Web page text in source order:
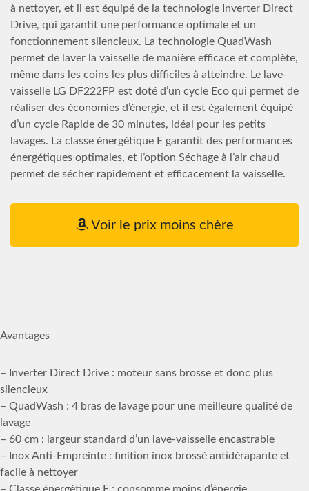
à nettoyer, et il est équipé de la technologie Inverter Direct
Drive, qui garantit une performance optimale et un
fonctionnement silencieux. La technologie QuadWash
permet de laver la vaisselle de manière efficace et complète,
même dans les coins les plus difficiles à atteindre. Le lave-
vaisselle LG DF222FP est doté d’un cycle Eco qui permet de
réaliser des économies d’énergie, et il est également équipé
d’un cycle Rapide de 30 minutes, idéal pour les petits
lavages. La classe énergétique E garantit des performances
énergétiques optimales, et l’option Séchage à l’air chaud
permet de sécher rapidement et efficacement la vaisselle.
Voir le prix moins chère
Avantages
– Inverter Direct Drive : moteur sans brosse et donc plus
silencieux
– QuadWash : 4 bras de lavage pour une meilleure qualité de
lavage
– 60 cm : largeur standard d’un lave-vaisselle encastrable
– Inox Anti-Empreinte : finition inox brossé antidérapante et
facile à nettoyer